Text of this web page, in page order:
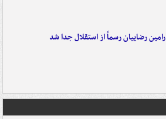
رامین رضاییان رسماً از استقلال جدا شد